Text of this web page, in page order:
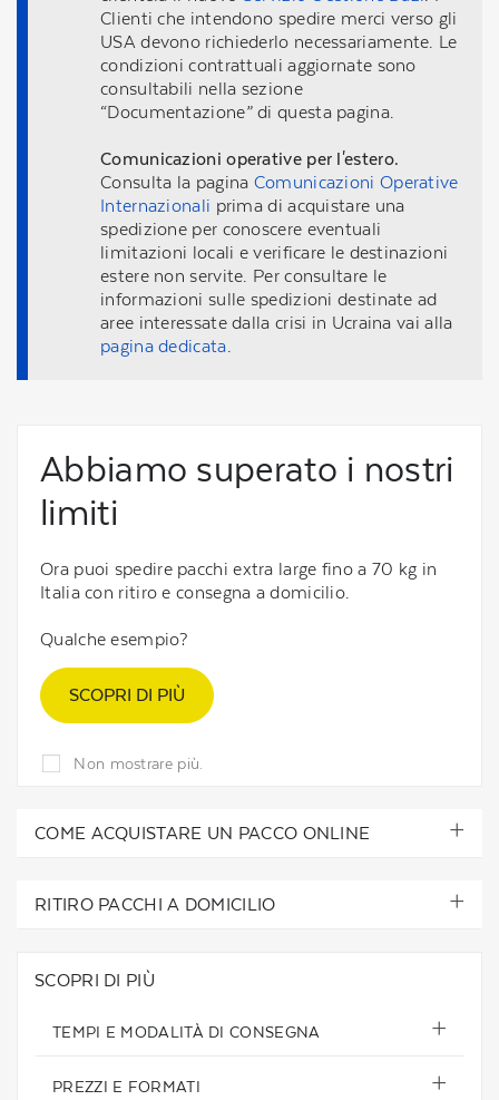
Clienti che intendono spedire merci verso gli
USA devono richiederlo necessariamente. Le
condizioni contrattuali aggiornate sono
consultabili nella sezione
“Documentazione” di questa pagina.
Comunicazioni operative per l'estero.
Consulta la pagina Comunicazioni Operative
Internazionali prima di acquistare una
spedizione per conoscere eventuali
limitazioni locali e verificare le destinazioni
estere non servite. Per consultare le
informazioni sulle spedizioni destinate ad
aree interessate dalla crisi in Ucraina vai alla
pagina dedicata.
Abbiamo superato i nostri
limiti
Ora puoi spedire pacchi extra large fino a 70 kg in
Italia con ritiro e consegna a domicilio.
Qualche esempio?
SCOPRI DI PIÙ
Non mostrare più.
COME ACQUISTARE UN PACCO ONLINE
RITIRO PACCHI A DOMICILIO
SCOPRI DI PIÙ
TEMPI E MODALITÀ DI CONSEGNA
PREZZI E FORMATI